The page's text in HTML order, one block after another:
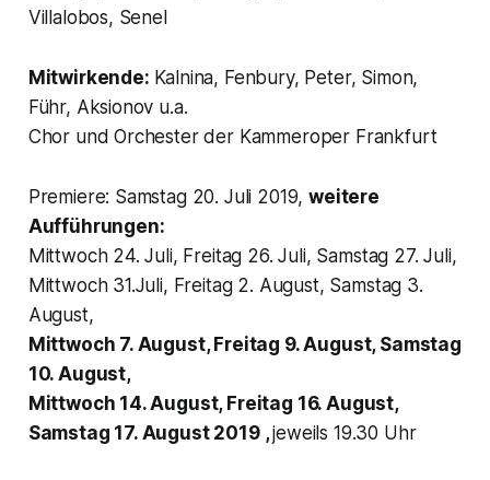
Villalobos, Senel
Mitwirkende: Kalnina, Fenbury, Peter, Simon,
Führ, Aksionov u.a.
Chor und Orchester der Kammeroper Frankfurt
Premiere: Samstag 20. Juli 2019,weitere
Aufführungen:
Mittwoch 24. Juli, Freitag 26. Juli, Samstag 27. Juli,
Mittwoch 31.Juli, Freitag 2. August, Samstag 3.
August,
Mittwoch 7. August, Freitag 9. August, Samstag
10. August,
Mittwoch 14. August, Freitag 16. August,
Samstag 17. August 2019 ,jeweils 19.30 Uhr